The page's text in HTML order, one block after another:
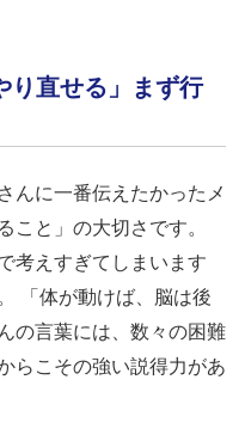
り直せる」まず行
んに一番伝えたかったメ
こと」の大切さです。
考えすぎてしまいます
「体が動けば、脳は後
の言葉には、数々の困難
らこその強い説得力があ